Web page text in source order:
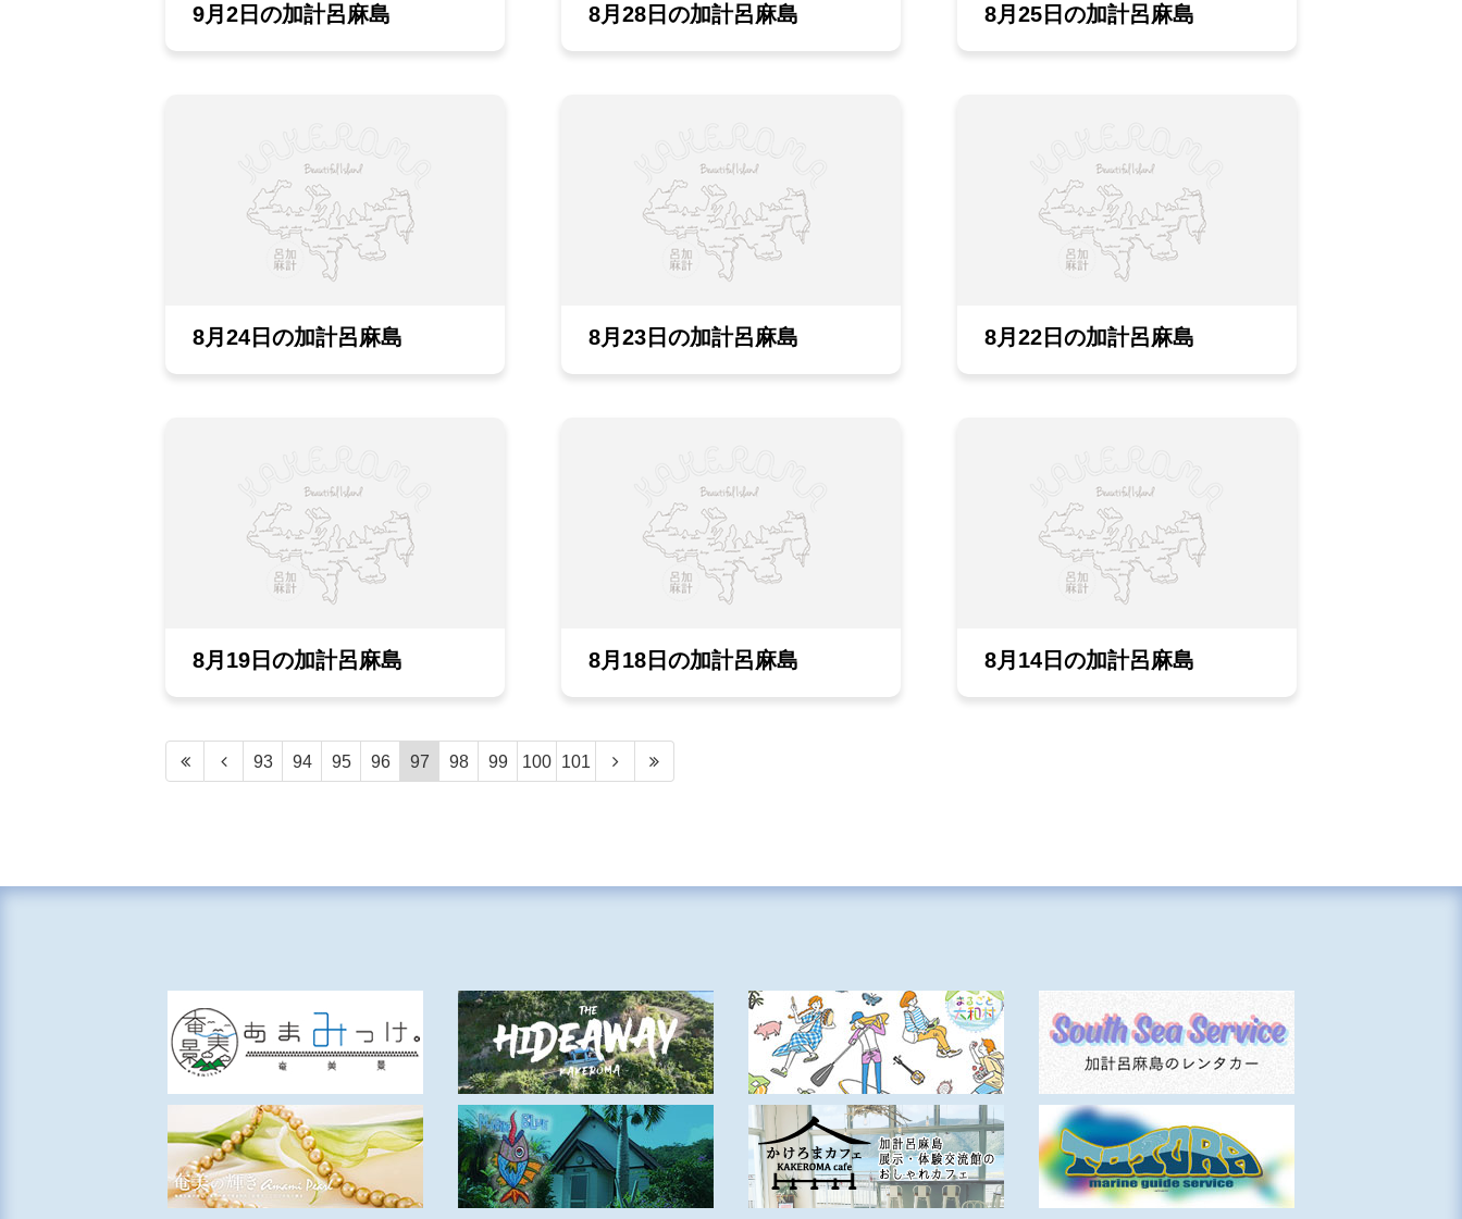
9月2日の加計呂麻島 8月28日の加計呂麻島 8月25日の加計呂麻島
8月24日の加計呂麻島 8月23日の加計呂麻島 8月22日の加計呂麻島
8月19日の加計呂麻島 8月18日の加計呂麻島 8月14日の加計呂麻島
93 94 95 96 97 98 99 100 101